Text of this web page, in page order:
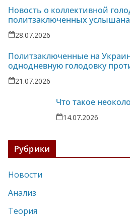
Новость о коллективной
политзаключенных
28.07.2026
Политзаключенные на
однодневную голодовку
колонии-86
21.07.2026
Что такое
14.07.2026
Рубрики
Новости
Анализ
Теория